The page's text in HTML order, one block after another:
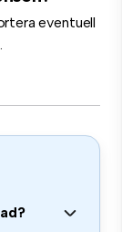
eventuell